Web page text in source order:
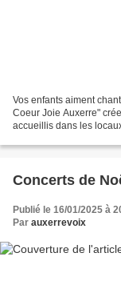
Vos enfants aiment
Coeur Joie Auxerre"
accueillis dans les
Concerts de
Publié le 16/01/2025 à
Par auxerrevoix